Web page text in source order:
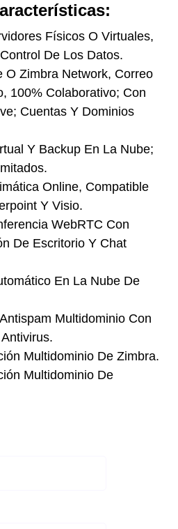
Físicos O Virtuales,
De Los Datos.
O Zimbra Network, Correo
100% Colaborativo; Con
Cuentas Y Dominios
Y Backup En La Nube;
Online, Compatible
Y Visio.
WebRTC Con
De Escritorio Y Chat
En La Nube De
Multidominio Con
Multidominio De Zimbra.
Multidominio De